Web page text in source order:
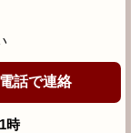
電話で連絡
時